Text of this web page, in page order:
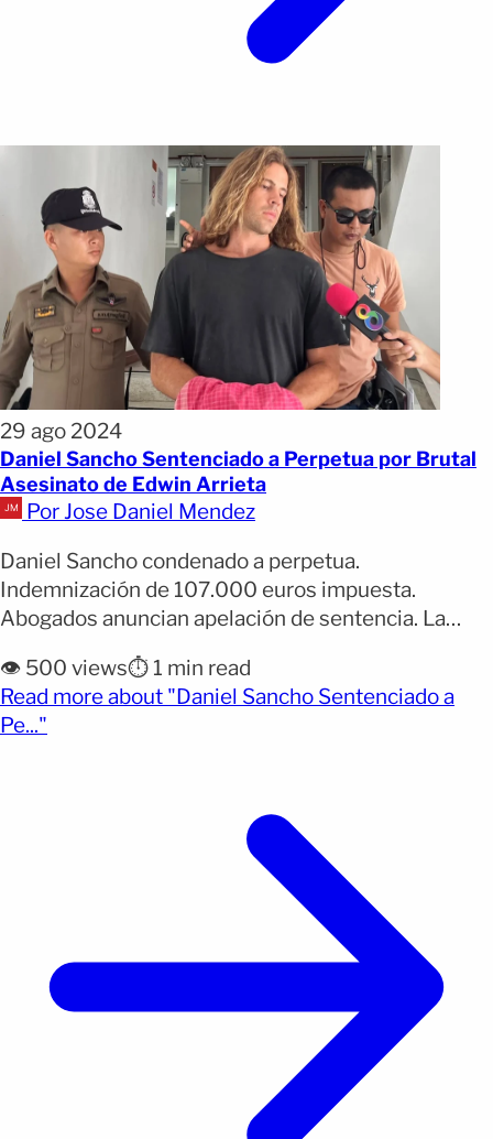
29 ago 2024
Daniel Sancho Sentenciado a Perpetua por Brutal
Asesinato de Edwin Arrieta
Por Jose Daniel Mendez
Daniel Sancho condenado a perpetua.
Indemnización de 107.000 euros impuesta.
Abogados anuncian apelación de sentencia. La
cadena perpetua por el asesinato del cirujano
colombiano Edwin Arrieta. Sancho fue hallado
culpable de asesinato premeditado,
👁️ 500 views⏱️ 1 min read
Read more about "Daniel Sancho Sentenciado a
Pe..."